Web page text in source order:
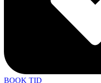
BOOK TID